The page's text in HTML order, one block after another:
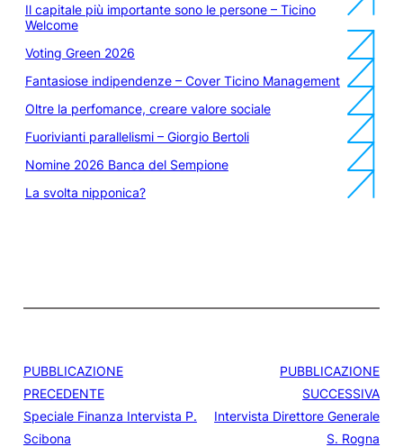
Il capitale più importante sono le persone – Ticino
Welcome
Voting Green 2026
Fantasiose indipendenze – Cover Ticino Management
Oltre la perfomance, creare valore sociale
Fuorivianti parallelismi – Giorgio Bertoli
Nomine 2026 Banca del Sempione
La svolta nipponica?
PUBBLICAZIONE
PRECEDENTE
Speciale Finanza Intervista P.
Scibona
PUBBLICAZIONE
SUCCESSIVA
Intervista Direttore Generale
S. Rogna